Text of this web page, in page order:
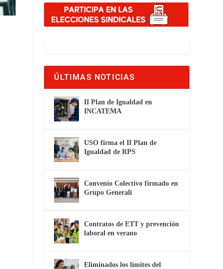
ÚLTIMAS NOTICIAS
II Plan de Igualdad en
INCATEMA
USO firma el II Plan de
Igualdad de RPS
Convenio Colectivo firmado en
Grupo Generali
Contratos de ETT y prevención
laboral en verano
Eliminados los límites del